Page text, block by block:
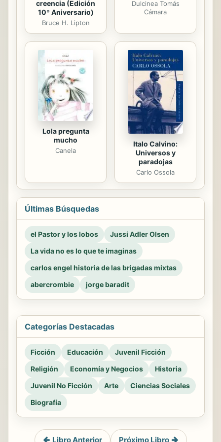
creencia (Edición
10º Aniversario)
Bruce H. Lipton
Dulcinea Tomás
Cámara
Lola pregunta
mucho
Canela
Italo Calvino:
Universos y
paradojas
Carlo Ossola
Últimas Búsquedas
el Pastor y los lobos
Jussi Adler Olsen
La vida no es lo que te imaginas
carlos engel historia de las brigadas mixtas
abercrombie
jorge baradit
Categorías Destacadas
Ficción Educación
Juvenil Ficción
Religión
Economía y Negocios
Historia
Juvenil No Ficción
Arte
Ciencias Sociales
Biografía
Libro Anterior Próximo Libro